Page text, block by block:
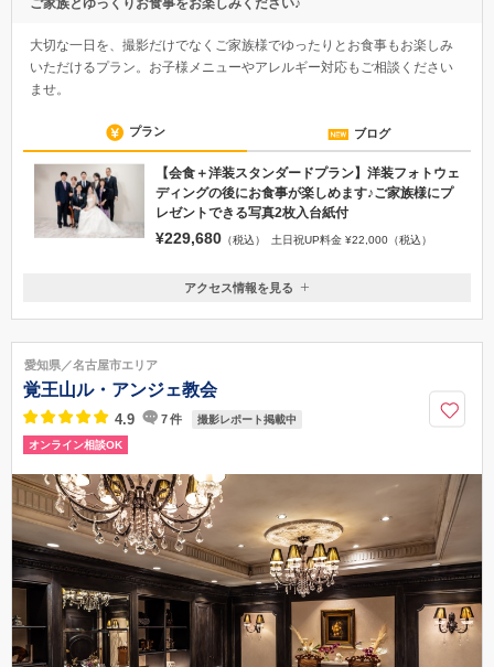
ご家族とゆっくりお食事をお楽しみください♪
大切な一日を、撮影だけでなくご家族様でゆったりとお食事もお楽しみ
いただけるプラン。お子様メニューやアレルギー対応もご相談ください
ませ。
プラン ブログ
【会食＋洋装スタンダードプラン】洋装フォトウェ
ディングの後にお食事が楽しめます♪ご家族様にプ
レゼントできる写真2枚入台紙付
¥229,680 （税込） 土日祝UP料金 ¥22,000（税込）
東京都荒川区西日暮里６丁目５４−４
３分
アクセス情報を見る
愛知県／名古屋市エリア
覚王山ル・アンジェ教会
4.9 7件 撮影レポート掲載中
オンライン相談OK